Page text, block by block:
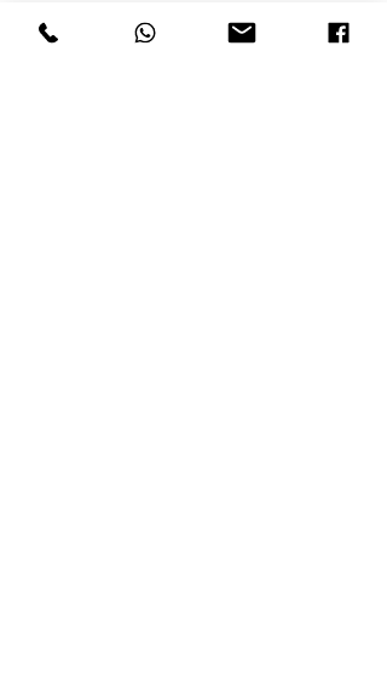
específica sobre los referidos vehículos,